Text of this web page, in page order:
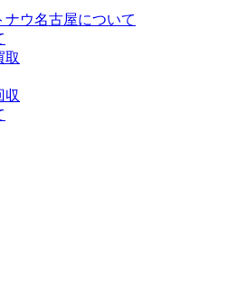
ウ名古屋について
取
収